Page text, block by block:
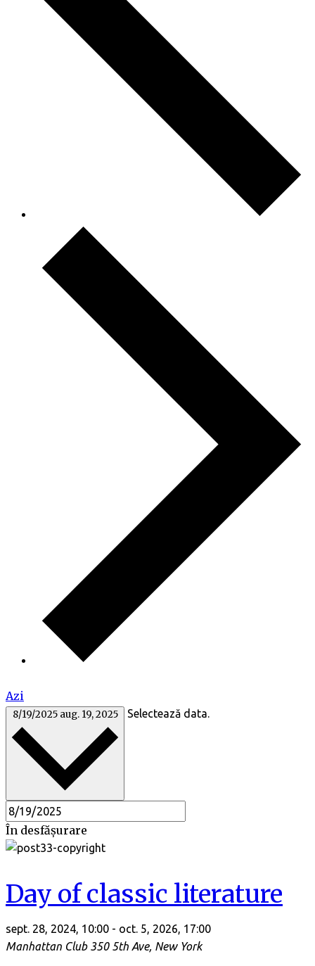
Azi
8/19/2025 aug. 19, 2025 Selectează data.
În desfășurare
Day of classic literature
sept. 28, 2024, 10:00 - oct. 5, 2026, 17:00
Manhattan Club 350 5th Ave, New York